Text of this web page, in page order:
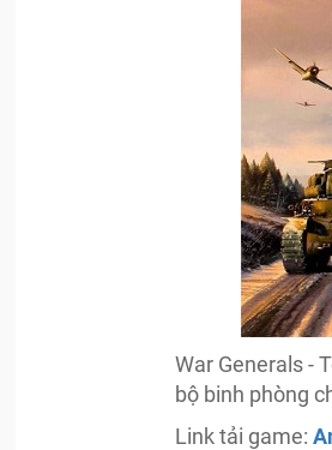
War Generals -
bộ binh phòng
Link tải game: